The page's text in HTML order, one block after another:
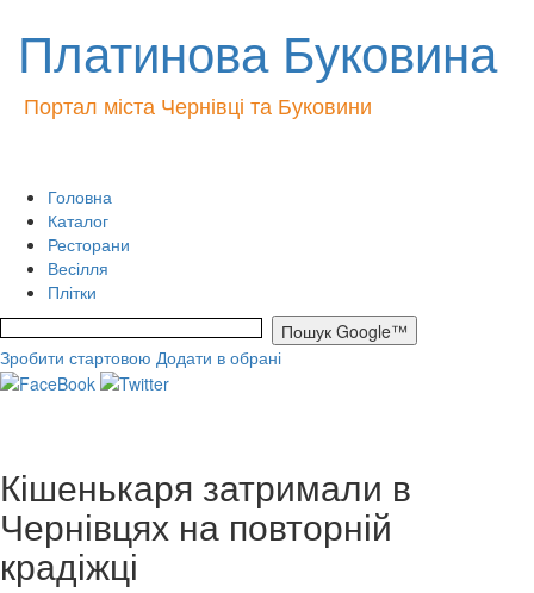
Платинова Буковина
Портал міста Чернівці та Буковини
Головна
Каталог
Ресторани
Весілля
Плітки
Зробити стартовою Додати в обрані
Кішенькаря затримали в
Чернівцях на повторній
крадіжці